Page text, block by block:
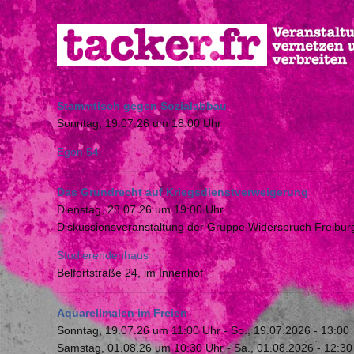
Direkt
zum
Inhalt
Stammtisch gegen Sozialabbau
Sonntag, 19.07.26 um 18:00 Uhr
Egon 54
Das Grundrecht auf Kriegsdienstverweigerung
Dienstag, 28.07.26 um 19:00 Uhr
Diskussionsveranstaltung der Gruppe Widerspruch
Studierendenhaus
Belfortstraße 24, im Innenhof
Aquarellmalen im Freien
Sonntag, 19.07.26 um 11:00 Uhr-So., 19.07.2026 - 13:00
Samstag, 01.08.26 um 10:30 Uhr-Sa., 01.08.2026 - 12:30